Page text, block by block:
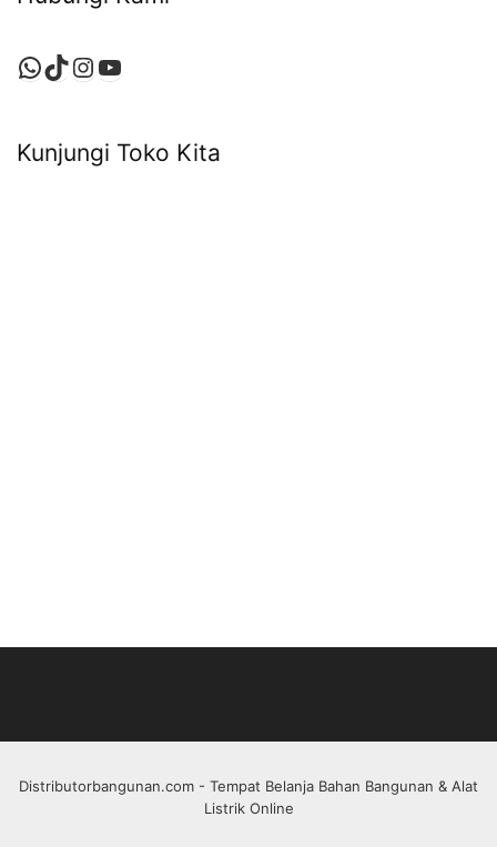
WhatsApp
TikTok
Instagram
YouTube
Kunjungi Toko Kita
Distributorbangunan.com - Tempat Belanja Bahan Bangunan & Alat
Listrik Online